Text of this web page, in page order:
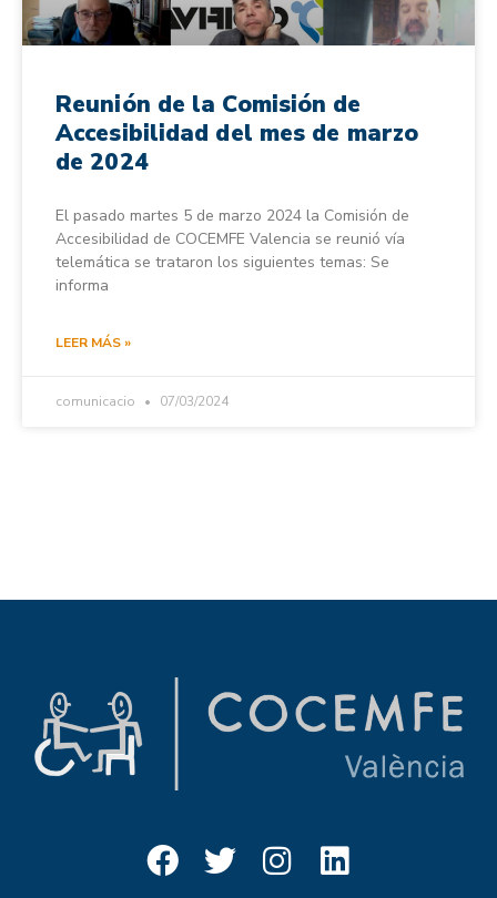
Reunión de la Comisión de
Accesibilidad del mes de marzo
de 2024
El pasado martes 5 de marzo 2024 la Comisión de
Accesibilidad de COCEMFE Valencia se reunió vía
telemática se trataron los siguientes temas: Se
informa
LEER MÁS »
comunicacio 07/03/2024